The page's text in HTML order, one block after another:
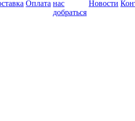
Оплата нас
добраться
Новости